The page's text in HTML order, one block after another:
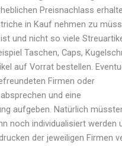
Preisnachlass
in Kauf nehmen zu
und nicht so viele
Taschen, Caps,
auf Vorrat bestellen.
Firmen oder
und eine
aufgeben. Natürlich
noch individualisiert werden
der jeweiligen Firmen